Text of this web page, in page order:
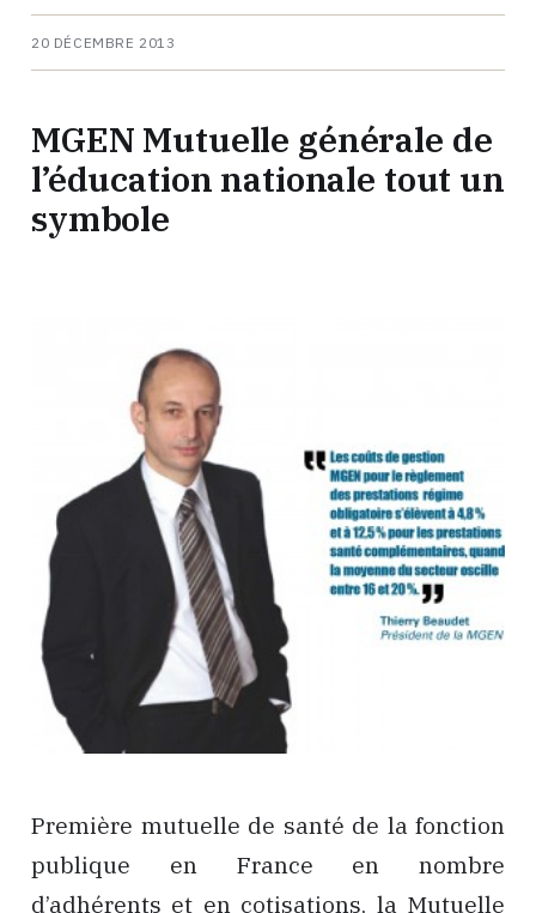
20 DÉCEMBRE 2013
MGEN Mutuelle générale de
l’éducation nationale tout un
symbole
Première mutuelle de santé de la fonction
publique en France en nombre
d’adhérents et en cotisations, la Mutuelle